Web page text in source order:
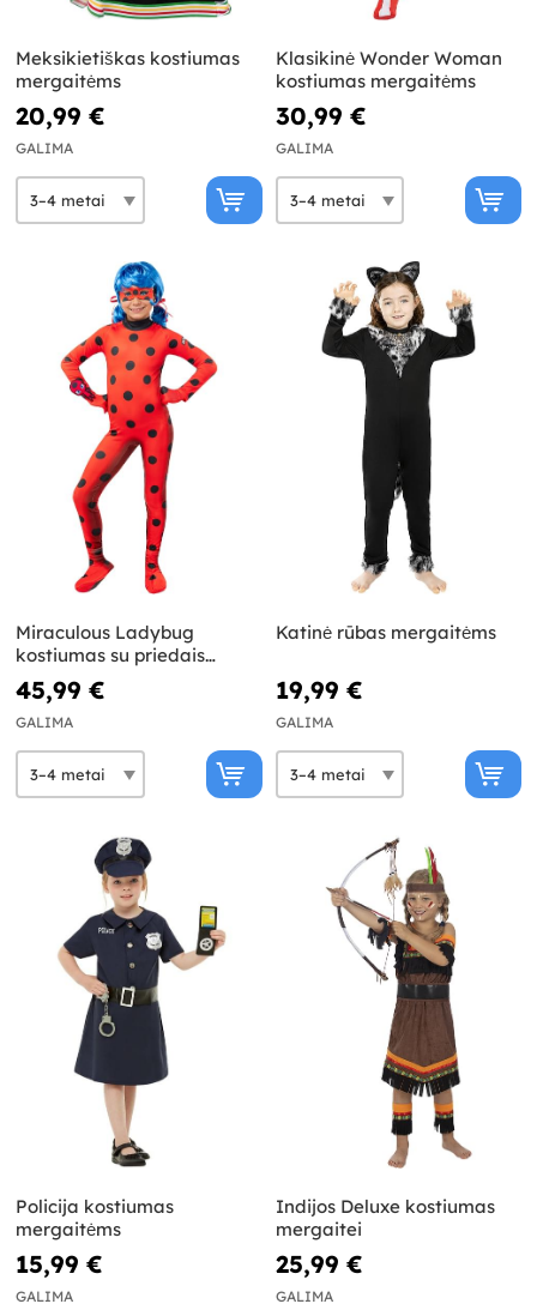
Meksikietiškas kostiumas
mergaitėms
20,99 €
GALIMA
Klasikinė Wonder Woman
kostiumas mergaitėms
30,99 €
GALIMA
Miraculous Ladybug
kostiumas su priedais
mergaitėms
45,99 €
GALIMA
Katinė rūbas mergaitėms
19,99 €
GALIMA
Policija kostiumas
mergaitėms
15,99 €
GALIMA
Indijos Deluxe kostiumas
mergaitei
25,99 €
GALIMA